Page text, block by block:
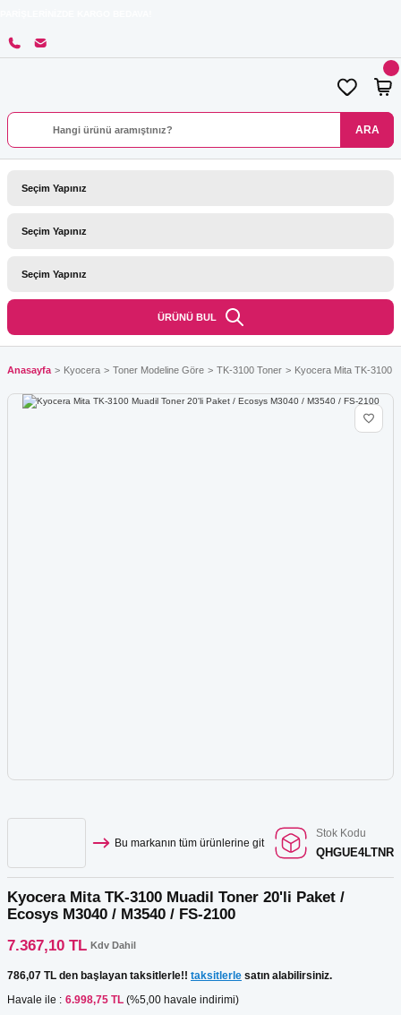
ARA
ÜRÜNÜ BUL
Anasayfa Kyocera Toner Modeline Göre TK-3100 Toner Kyocera Mita TK-3100
Bu markanın tüm ürünlerine git
Stok Kodu
QHGUE4LTNR
Kyocera Mita TK-3100 Muadil Toner 20'li Paket /
Ecosys M3040 / M3540 / FS-2100
7.367,10 TL Kdv Dahil
786,07 TL den başlayan taksitlerle!! taksitlerle satın alabilirsiniz.
Havale ile : 6.998,75 TL (%5,00 havale indirimi)